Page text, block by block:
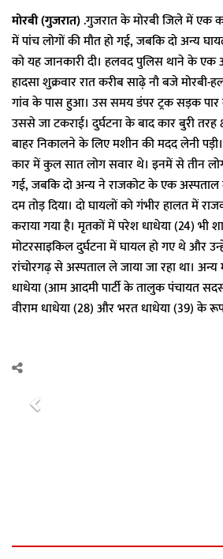
n
मोरबी (गुजरात).गुजरात के मोरबी जिले में एक
में पांच लोगों की मौत हो गई, जबकि दो अन्य
को यह जानकारी दी। हलवद पुलिस थाने के एक
हादसा शुक्रवार रात करीब साढ़े नौ बजे मोरबी-
गांव के पास हुआ। उस समय डंपर ट्रक सड़क पार
उससे जा टकराई। दुर्घटना के बाद कार बुरी तरह
बाहर निकालने के लिए मशीन की मदद लेनी
कार में कुल सात लोग सवार थे। इनमें से तीन
गई, जबकि दो अन्य ने राजकोट के एक अस्पताल
दम तोड़ दिया। दो घायलों को गंभीर हालत में
कराया गया है। मृतकों में परेश धाधेया (24) भी
मोटरसाइकिल दुर्घटना में घायल हो गए थे और
रांचोरगढ़ से अस्पताल ले जाया जा रहा था।
धाधेया (आम आदमी पार्टी के तालुक पंचायत
वीराम धाधेया (28) और भरत धाधेया (39) के
P